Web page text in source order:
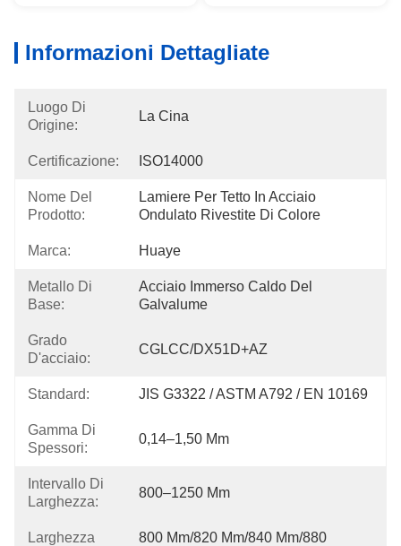
Informazioni Dettagliate
Luogo Di
Origine:
La Cina
Certificazione: ISO14000
Nome Del
Prodotto:
Lamiere Per Tetto In Acciaio
Ondulato Rivestite Di Colore
Marca: Huaye
Metallo Di
Base:
Acciaio Immerso Caldo Del
Galvalume
Grado
D'acciaio:
CGLCC/DX51D+AZ
Standard: JIS G3322 / ASTM A792 / EN 10169
Gamma Di
Spessori:
0,14–1,50 Mm
Intervallo Di
Larghezza:
800–1250 Mm
Larghezza
800 Mm/820 Mm/840 Mm/880